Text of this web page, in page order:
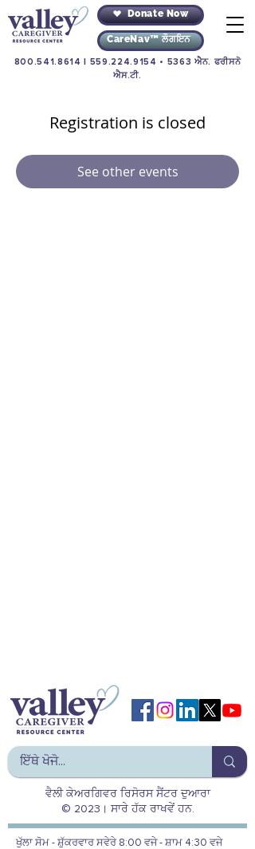
Donate Now
CareNav™ ਲੌਗਇਨ
800.541.8614 559.224.9154 • 5363 ਐਨ. ਫਰੀਸਨੋ
ਐਸ.ਟੀ.
Registration is closed
See other events
ਵੈਲੀ ਕੇਅਰਗਿਵਰ ਰਿਸੋਰਸ ਸੈਂਟਰ ਦੁਆਰਾ
© 2023। ਸਾਰੇ ਹੱਕ ਰਾਖਵੇਂ ਹਨ.
ਖੁੱਲਾ ਸੋਮ - ਸ਼ੁੱਕਰਵਾਰ ਸਵੇਰੇ 8:00 ਵਜੇ - ਸ਼ਾਮ 4:30 ਵਜੇ